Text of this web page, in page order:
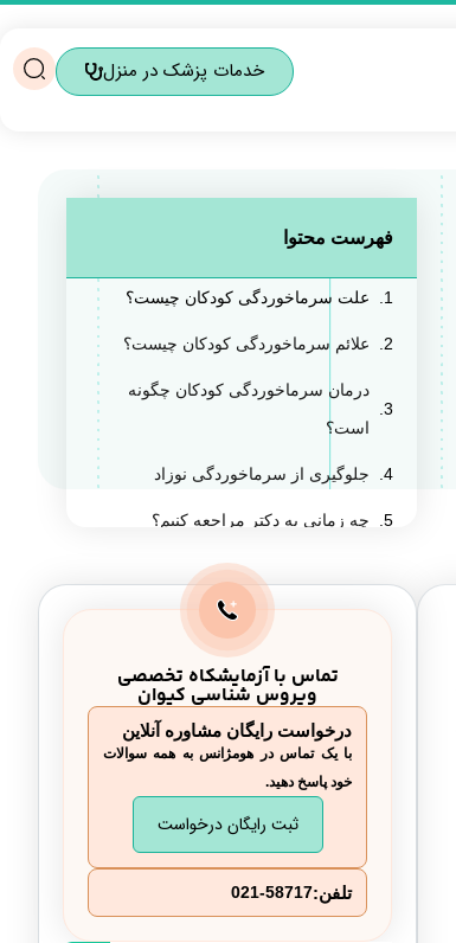
خدمات پزشک در منزل
فهرست محتوا
علت سرماخوردگی کودکان چیست؟
علائم سرماخوردگی کودکان چیست؟
درمان سرماخوردگی کودکان چگونه
است؟
جلوگیری از سرماخوردگی نوزاد
چه زمانی به دکتر مراجعه کنیم؟
تماس با آزمایشکاه تخصصی
ویروس شناسی کیوان
درخواست رایگان مشاوره آنلاین
با یک تماس در هومژانس به همه سوالات
خود پاسخ دهید.
ثبت رایگان درخواست
تلفن:021-58717